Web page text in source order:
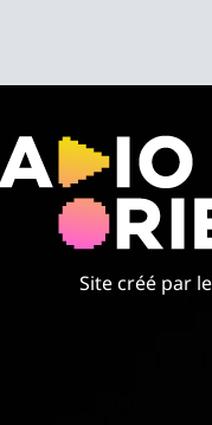
Site créé par